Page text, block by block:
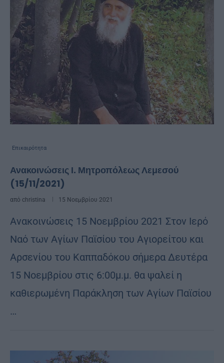
Επικαιρότητα
Ανακοινώσεις Ι. Μητροπόλεως Λεμεσού
(15/11/2021)
από christina 15 Νοεμβρίου 2021
Ανακοινώσεις 15 Νοεμβρίου 2021 Στον Ιερό
Ναό των Αγίων Παϊσίου του Αγιορείτου και
Αρσενίου του Καππαδόκου σήμερα Δευτέρα
15 Νοεμβρίου στις 6:00μ.μ. θα ψαλεί η
καθιερωμένη Παράκληση των Αγίων Παϊσίου
…